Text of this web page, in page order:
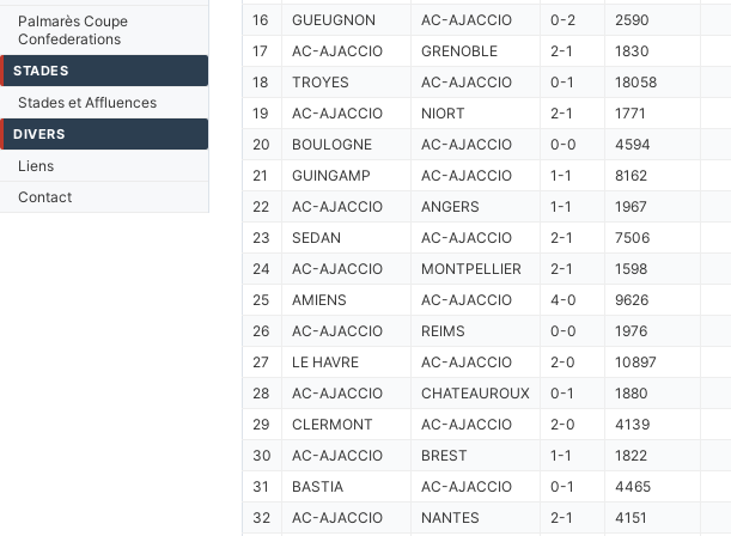
Palmarès Coupe
Confederations
STADES
Stades et Affluences
DIVERS
Liens
Contact
16
GUEUGNON AC-AJACCIO 0-2
2590
17
AC-AJACCIO GRENOBLE 2-1
1830
18
TROYES AC-AJACCIO 0-1
18058
19
AC-AJACCIO NIORT 2-1
1771
20
BOULOGNE AC-AJACCIO 0-0
4594
21
GUINGAMP AC-AJACCIO 1-1
8162
22
AC-AJACCIO ANGERS 1-1
1967
23
SEDAN AC-AJACCIO 2-1
7506
24
AC-AJACCIO MONTPELLIER 2-1
1598
25
AMIENS AC-AJACCIO 4-0
9626
26
AC-AJACCIO REIMS 0-0
1976
27
LE HAVRE AC-AJACCIO 2-0
10897
28
AC-AJACCIO CHATEAUROUX 0-1
1880
29
CLERMONT AC-AJACCIO 2-0
4139
30
AC-AJACCIO BREST 1-1
1822
31
BASTIA AC-AJACCIO 0-1
4465
32
AC-AJACCIO NANTES 2-1 4151